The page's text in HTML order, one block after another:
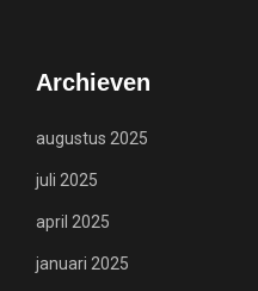
Archieven
augustus 2025
juli 2025
april 2025
januari 2025